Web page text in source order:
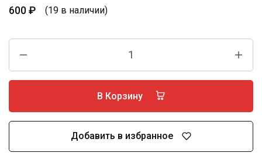
600₽ (19 в наличии)
В Корзину
Добавить в избранное